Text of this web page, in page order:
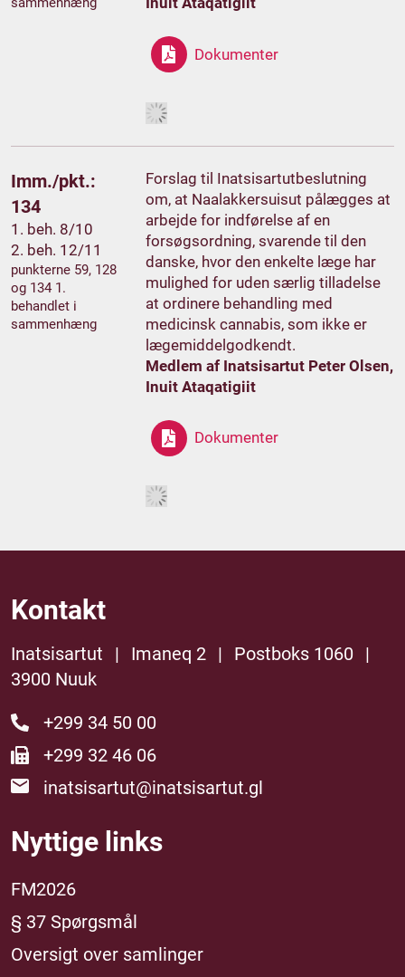
Dokumenter
Imm./pkt.:
134
1. beh. 8/10
2. beh. 12/11
punkterne 59, 128
og 134 1.
behandlet i
sammenhæng
Forslag til Inatsisartutbeslutning
om, at Naalakkersuisut pålægges at
arbejde for indførelse af en
forsøgsordning, svarende til den
danske, hvor den enkelte læge har
mulighed for uden særlig tilladelse
at ordinere behandling med
medicinsk cannabis, som ikke er
lægemiddelgodkendt.
Medlem af Inatsisartut Peter Olsen,
Inuit Ataqatigiit
Dokumenter
Kontakt
Inatsisartut | Imaneq 2 | Postboks 1060
|
3900 Nuuk
+299 34 50 00
+299 32 46 06
inatsisartut@inatsisartut.gl
Nyttige links
FM2026
§ 37 Spørgsmål
Oversigt over samlinger